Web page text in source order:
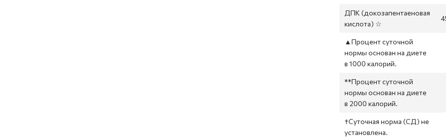
ДПК (докозапентаеновая
кислота) ☆
▲Процент суточной
нормы основан на диете
в 1000 калорий.
**Процент суточной
нормы основан на диете
в 2000 калорий.
†Суточная норма (СД) не
установлена.